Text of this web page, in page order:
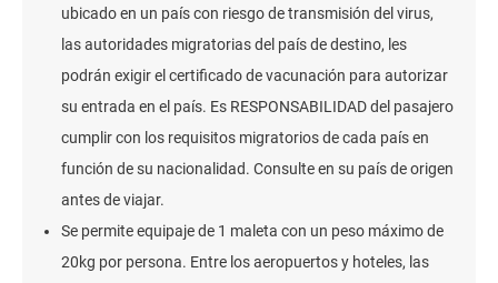
ubicado en un país con riesgo de transmisión del virus,
las autoridades migratorias del país de destino, les
podrán exigir el certificado de vacunación para autorizar
su entrada en el país. Es RESPONSABILIDAD del pasajero
cumplir con los requisitos migratorios de cada país en
función de su nacionalidad. Consulte en su país de origen
antes de viajar.
Se permite equipaje de 1 maleta con un peso máximo de
20kg por persona. Entre los aeropuertos y hoteles, las